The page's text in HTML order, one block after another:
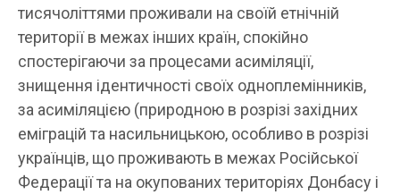
тисячоліттями проживали на своїй етнічній
території в межах інших країн, спокійно
спостерігаючи за процесами асиміляції,
знищення ідентичності своїх одноплемінників,
за асиміляцією (природною в розрізі західних
еміграцій та насильницькою, особливо в розрізі
українців, що проживають в межах Російської
Федерації та на окупованих територіях Донбасу і